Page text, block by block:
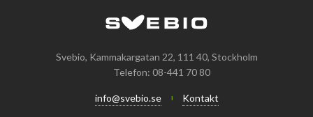
Svebio, Kammakargatan 22, 111 40, Stockholm
Telefon: 08-441 70 80
info@svebio.se Kontakt